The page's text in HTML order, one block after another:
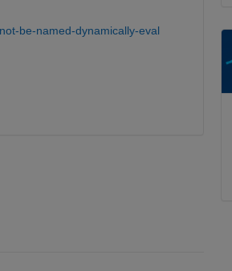
be-named-dynamically-eval